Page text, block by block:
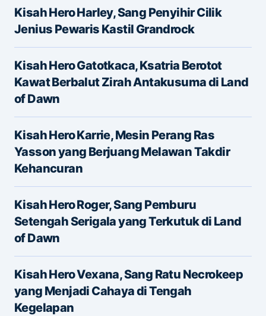
Alamat email Anda tidak akan dipublikasikan.
Ruas yang wajib ditandai*
Message*
E-mail
Save my name and e-mail in this browser for the
next time I comment.
Kisah Hero Harley, Sang Penyihir Cilik
Jenius Pewaris Kastil Grandrock
Kisah Hero Gatotkaca, Ksatria Berotot
Kawat Berbalut Zirah Antakusuma di Land
of Dawn
Kisah Hero Karrie, Mesin Perang Ras
Yasson yang Berjuang Melawan Takdir
Kehancuran
Kisah Hero Roger, Sang Pemburu
Setengah Serigala yang Terkutuk di Land
of Dawn
Kisah Hero Vexana, Sang Ratu Necrokeep
yang Menjadi Cahaya di Tengah
Kegelapan